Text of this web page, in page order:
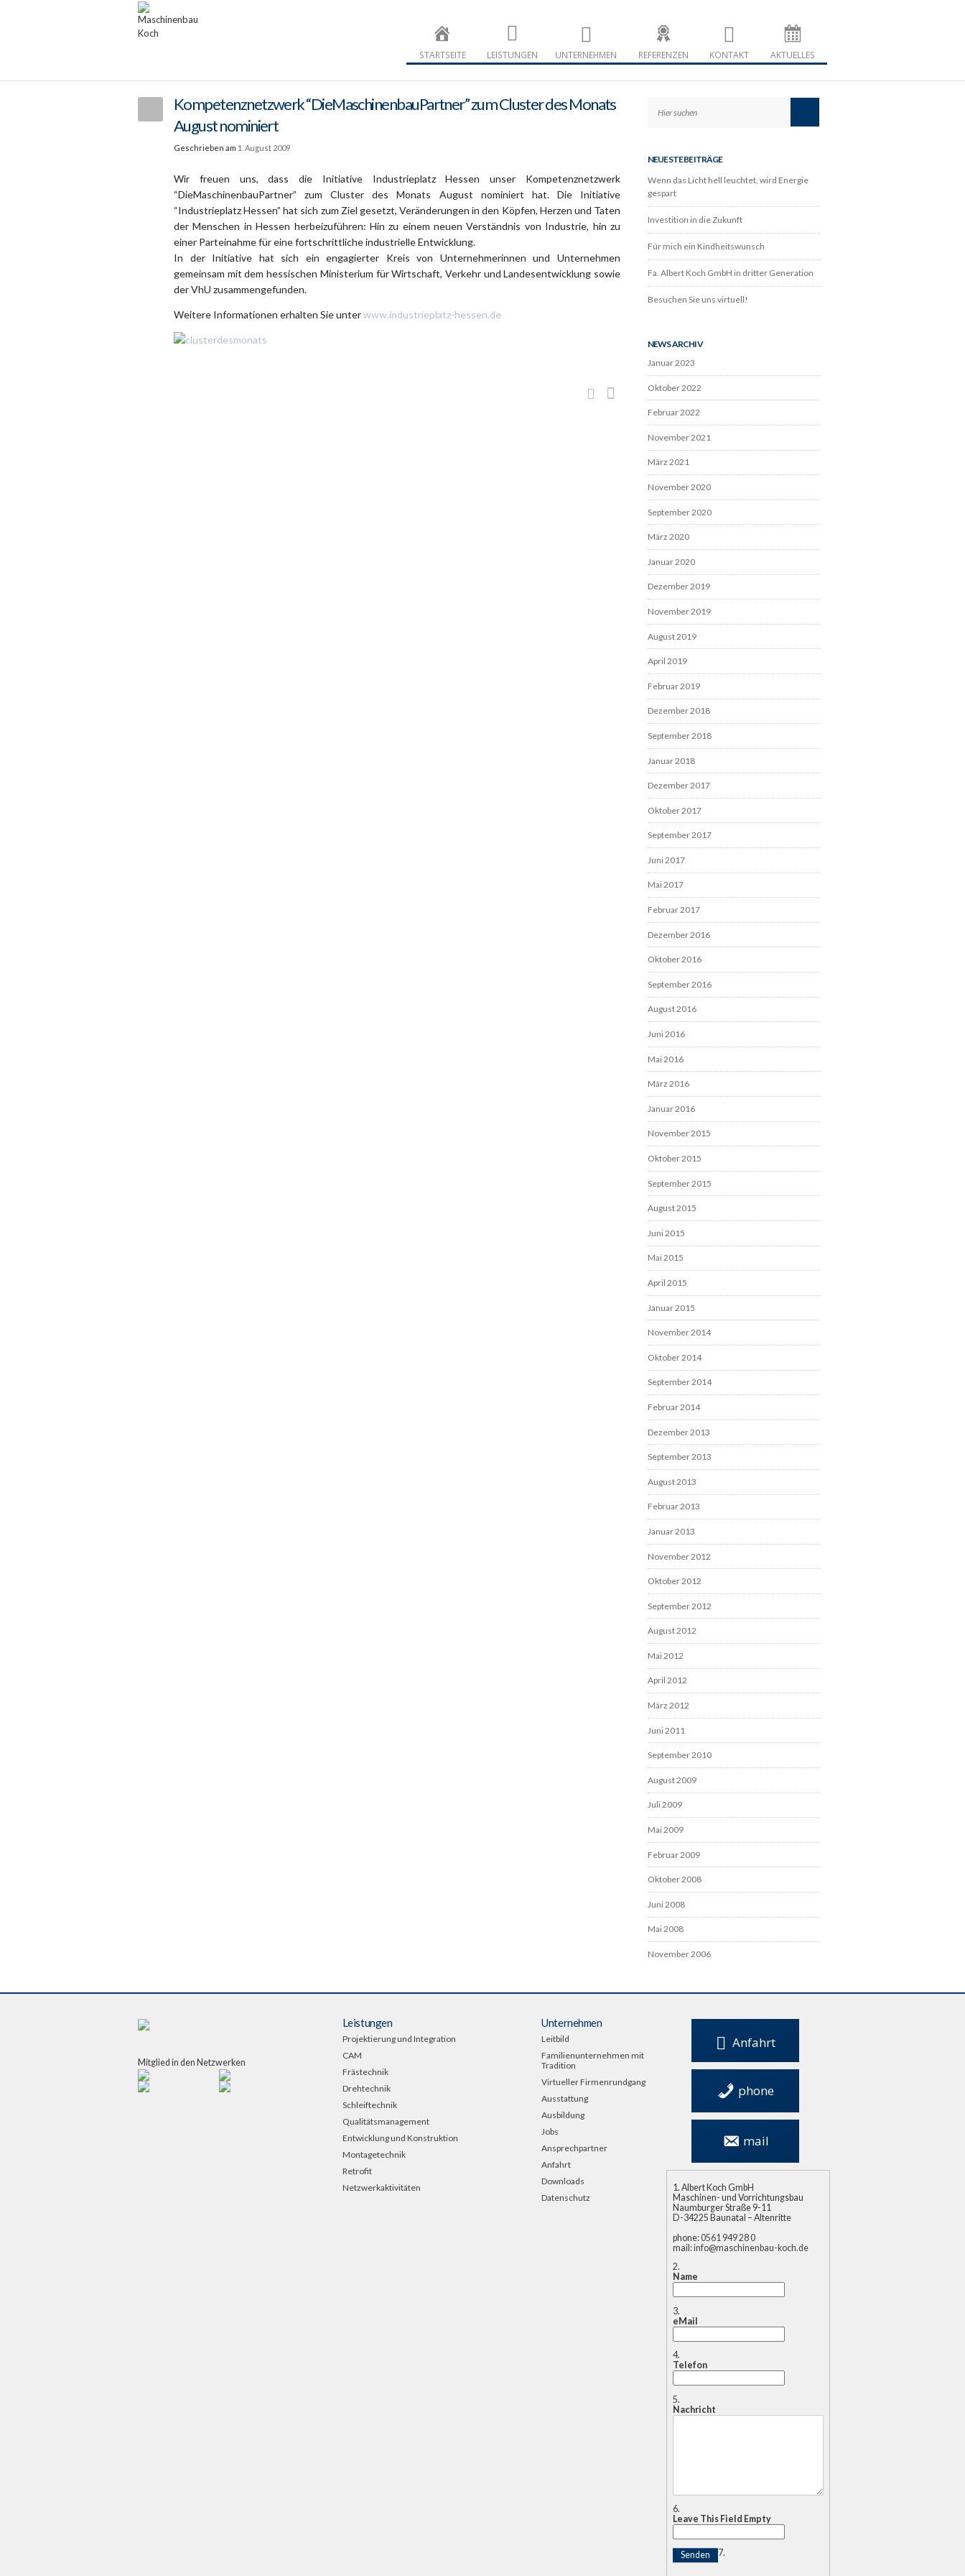
Maschinenbau Koch
Maschinenbau Nordhessen
STARTSEITE LEISTUNGEN UNTERNEHMEN REFERENZEN KONTAKT AKTUELLES
Kompetenznetzwerk “DieMaschinenbauPartner” zum Cluster des Monats
August nominiert
Geschrieben am 1. August 2009
Wir freuen uns, dass die Initiative Industrieplatz Hessen unser Kompetenznetzwerk
“DieMaschinenbauPartner” zum Cluster des Monats August nominiert hat. Die Initiative
“Industrieplatz Hessen” hat sich zum Ziel gesetzt, Veränderungen in den Köpfen, Herzen und Taten
der Menschen in Hessen herbeizuführen: Hin zu einem neuen Verständnis von Industrie, hin zu
einer Parteinahme für eine fortschrittliche industrielle Entwicklung.
In der Initiative hat sich ein engagierter Kreis von Unternehmerinnen und Unternehmen
gemeinsam mit dem hessischen Ministerium für Wirtschaft, Verkehr und Landesentwicklung sowie
der VhU zusammengefunden.
Weitere Informationen erhalten Sie unterwww.industrieplatz-hessen.de
NEUESTE BEITRÄGE
Wenn das Licht hell leuchtet, wird Energie
gespart
Investition in die Zukunft
Für mich ein Kindheitswunsch
Fa. Albert Koch GmbH in dritter Generation
Besuchen Sie uns virtuell!
NEWS ARCHIV
Januar 2023
Oktober 2022
Februar 2022
November 2021
März 2021
November 2020
September 2020
März 2020
Januar 2020
Dezember 2019
November 2019
August 2019
April 2019
Februar 2019
Dezember 2018
September 2018
Januar 2018
Dezember 2017
Oktober 2017
September 2017
Juni 2017
Mai 2017
Februar 2017
Dezember 2016
Oktober 2016
September 2016
August 2016
Juni 2016
Mai 2016
März 2016
Januar 2016
November 2015
Oktober 2015
September 2015
August 2015
Juni 2015
Mai 2015
April 2015
Januar 2015
November 2014
Oktober 2014
September 2014
Februar 2014
Dezember 2013
September 2013
August 2013
Februar 2013
Januar 2013
November 2012
Oktober 2012
September 2012
August 2012
Mai 2012
April 2012
März 2012
Juni 2011
September 2010
August 2009
Juli 2009
Mai 2009
Februar 2009
Oktober 2008
Juni 2008
Mai 2008
November 2006
Mitglied in den Netzwerken
Leistungen
Projektierung und Integration
CAM
Frästechnik
Drehtechnik
Schleiftechnik
Qualitätsmanagement
Entwicklung und Konstruktion
Montagetechnik
Retrofit
Netzwerkaktivitäten
Unternehmen
Leitbild
Familienunternehmen mit
Tradition
Virtueller Firmenrundgang
Ausstattung
Ausbildung
Jobs
Ansprechpartner
Anfahrt
Downloads
Datenschutz
Anfahrt
phone
0561 949 28 0
mail
info@maschinenbau-
Albert Koch GmbH
Maschinen- und Vorrichtungsbau
Naumburger Straße 9-11
D-34225 Baunatal – Altenritte
phone:0561 949 28 0
mail:info@maschinenbau-koch.de
Name
eMail
Telefon
Nachricht
Leave This Field Empty